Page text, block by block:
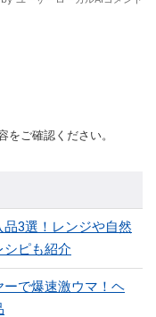
ご確認ください。
品3選！レンジや自然
ピも紹介
ーで爆速激ウマ！ヘ